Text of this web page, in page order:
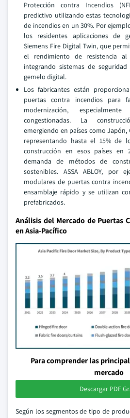
Protección contra Incendios
predictivo utilizando estas
de incendios en un 30%. Por
los residentes aplicaciones de
Siemens Fire Digital Twin, que
el rendimiento de resistencia
integrando sistemas de
gemelo digital.
Los fabricantes están
puertas contra incendios para
modernización,
congestionadas. La
emergiendo en países como Japón,
representando hasta el 15% de
construcción en esos países en
demanda de métodos de
sostenibles. ASSA ABLOY, por
modulares de puertas contra
ensamblaje rápido y se utilizan
prefabricados.
Análisis del Mercado de Puertas
en Asia-Pacífico
Para comprender las
mercado
Descargar PDF
Según los segmentos de tipo de